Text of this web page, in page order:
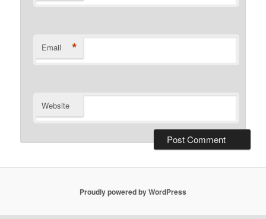
Email *
Website
Proudly powered by WordPress